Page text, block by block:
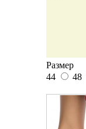
Размер
44
48